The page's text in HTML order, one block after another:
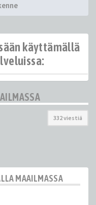
käyttämällä
332 viestiä
MAAILMASSA